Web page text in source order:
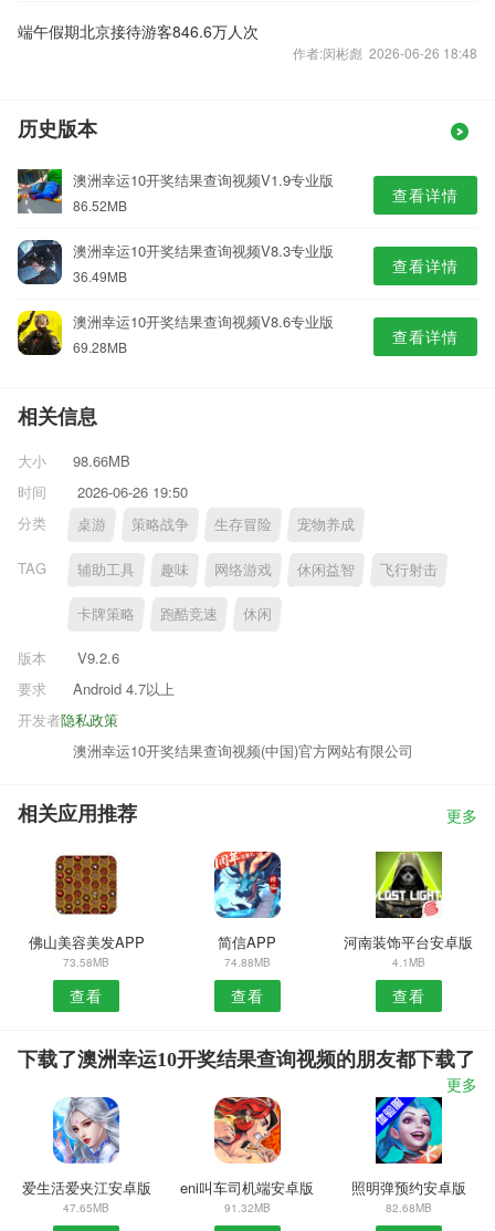
端午假期北京接待游客846.6万人次
作者:闵彬彪 2026-06-26 18:48
历史版本
澳洲幸运10开奖结果查询视频V1.9专业版
86.52MB 查看详情
澳洲幸运10开奖结果查询视频V8.3专业版
36.49MB 查看详情
澳洲幸运10开奖结果查询视频V8.6专业版
69.28MB 查看详情
相关信息
大小
98.66MB
时间
2026-06-26 19:50
分类
桌游 策略战争 生存冒险 宠物养成
TAG 辅助工具 趣味 网络游戏 休闲益智 飞行射击
卡牌策略 跑酷竞速 休闲
版本
V9.2.6
要求
Android 4.7以上
隐私政策
开发者
澳洲幸运10开奖结果查询视频(中国)官方网站有限公司
相关应用推荐 更多
佛山美容美发APP
73.58MB
查看
简信APP
74.88MB
查看
河南装饰平台安卓版
4.1MB
查看
下载了澳洲幸运10开奖结果查询视频的朋友都下载了
更多
爱生活爱夹江安卓版
47.65MB
eni叫车司机端安卓版
91.32MB
照明弹预约安卓版
82.68MB